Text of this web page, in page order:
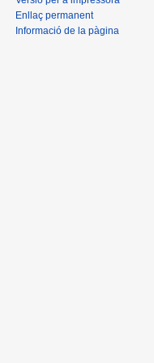
Enllaç permanent
Informació de la pàgina